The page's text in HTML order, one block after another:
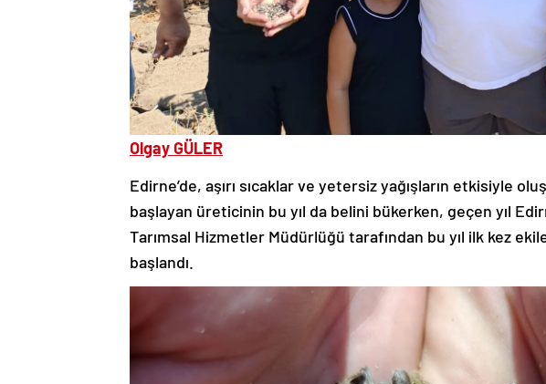
Olgay GÜLER
Edirne’de, aşırı sıcaklar ve yetersiz yağışların etkisiyle
başlayan üreticinin bu yıl da belini bükerken, geçen yıl
Tarımsal Hizmetler Müdürlüğü tarafından bu yıl ilk kez
başlandı.